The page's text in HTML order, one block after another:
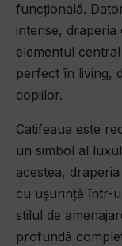
funcțională.
intense, draperia
elementul
perfect în living,
copiilor.
Catifeaua este
un simbol al
acestea,
cu ușurință într-
stilul de
profundă